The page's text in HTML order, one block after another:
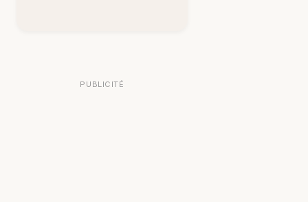
PUBLICITÉ